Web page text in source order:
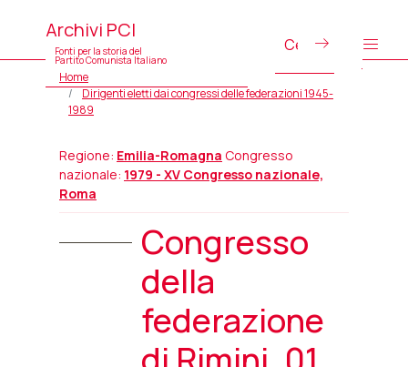
Archivi PCI
Fonti per la storia del
Partito Comunista Italiano
Home
Dirigenti eletti dai congressi delle federazioni 1945-
1989
Regione: Emilia-Romagna Congresso
nazionale: 1979 - XV Congresso nazionale,
Roma
Congresso
della
federazione